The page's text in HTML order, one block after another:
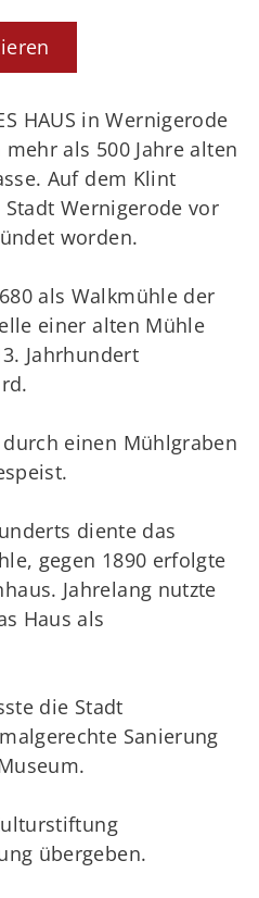
HAUS in Wernigerode
als 500 Jahre alten
Auf dem Klint
Wernigerode vor
worden.
als Walkmühle der
einer alten Mühle
Jahrhundert
einen Mühlgraben
diente das
gegen 1890 erfolgte
Jahrelang nutzte
Haus als
die Stadt
Sanierung
übergeben.